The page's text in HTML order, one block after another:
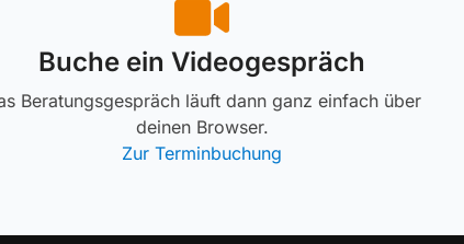
Buche ein Videogespräch
Beratungsgespräch läuft dann ganz einfach über
deinen Browser.
Zur Terminbuchung